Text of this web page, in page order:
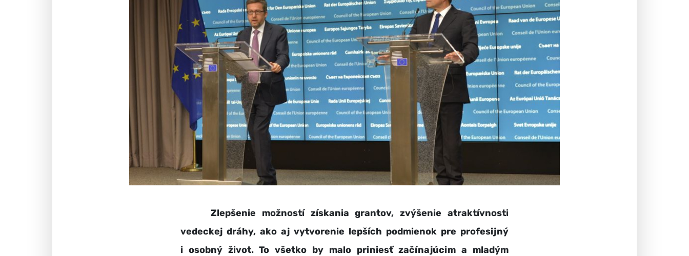
Zlepšenie možností získania grantov, zvýšenie atraktívnosti
vedeckej dráhy, ako aj vytvorenie lepších podmienok pre profesijný
i osobný život. To všetko by malo priniesť začínajúcim a mladým